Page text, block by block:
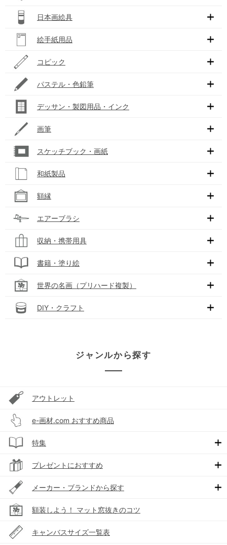
日本画絵具
絵手紙用品
コピック
パステル・色鉛筆
デッサン・製図用品・インク
画筆
スケッチブック・画紙
和紙製品
額縁
エアーブラシ
収納・携帯用具
書籍・塗り絵
世界の名画（プリハード複製）
DIY・クラフト
ジャンルから探す
アウトレット
e-画材.com おすすめ商品
特集
プレゼントにおすすめ
メーカー・ブランドから探す
額装しよう！ マット窓抜きのコツ
キャンバスサイズ一覧表